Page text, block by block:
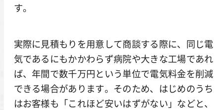
す。
実際に見積もりを用意して商談する際に、同じ電
気であるにもかかわらず病院や大きな工場であれ
ば、年間で数千万円という単位で電気料金を削減
できる場合があります。そのため、はじめのうち
はお客様も「これほど安いはずがない」などと、